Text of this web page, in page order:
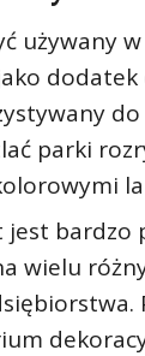
używany
parki
bardzo
wielu